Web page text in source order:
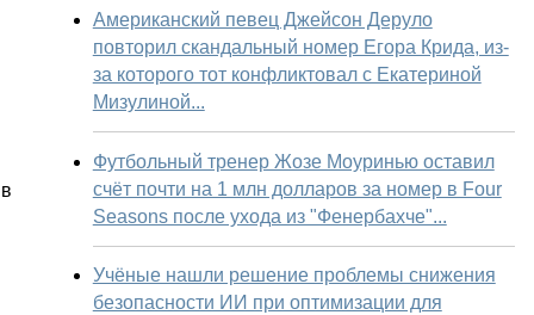
Американский певец Джейсон Деруло
повторил скандальный номер Егора Крида, из-
за которого тот конфликтовал с Екатериной
Мизулиной...
Футбольный тренер Жозе Моуринью оставил
счёт почти на 1 млн долларов за номер в Four
Seasons после ухода из "Фенербахче"...
Учёные нашли решение проблемы снижения
безопасности ИИ при оптимизации для